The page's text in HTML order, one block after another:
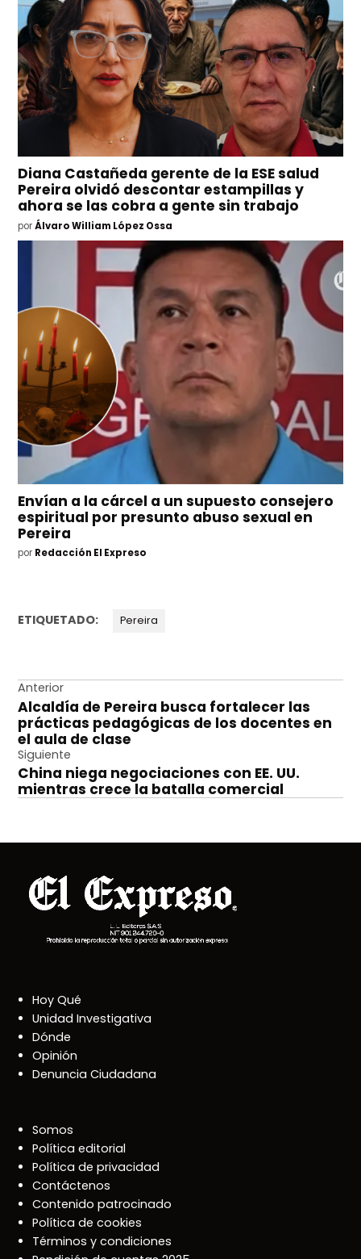
Diana Castañeda gerente de la ESE salud
Pereira olvidó descontar estampillas y
ahora se las cobra a gente sin trabajo
por Álvaro William López Ossa
Envían a la cárcel a un supuesto consejero
espiritual por presunto abuso sexual en
Pereira
por Redacción El Expreso
ETIQUETADO: Pereira
Navegación
de
entradas
Anterior
Alcaldía de Pereira busca fortalecer las
prácticas pedagógicas de los docentes en
el aula de clase
Siguiente
China niega negociaciones con EE. UU.
mientras crece la batalla comercial
Hoy Qué
Unidad Investigativa
Dónde
Opinión
Denuncia Ciudadana
Somos
Política editorial
Política de privacidad
Contáctenos
Contenido patrocinado
Política de cookies
Términos y condiciones